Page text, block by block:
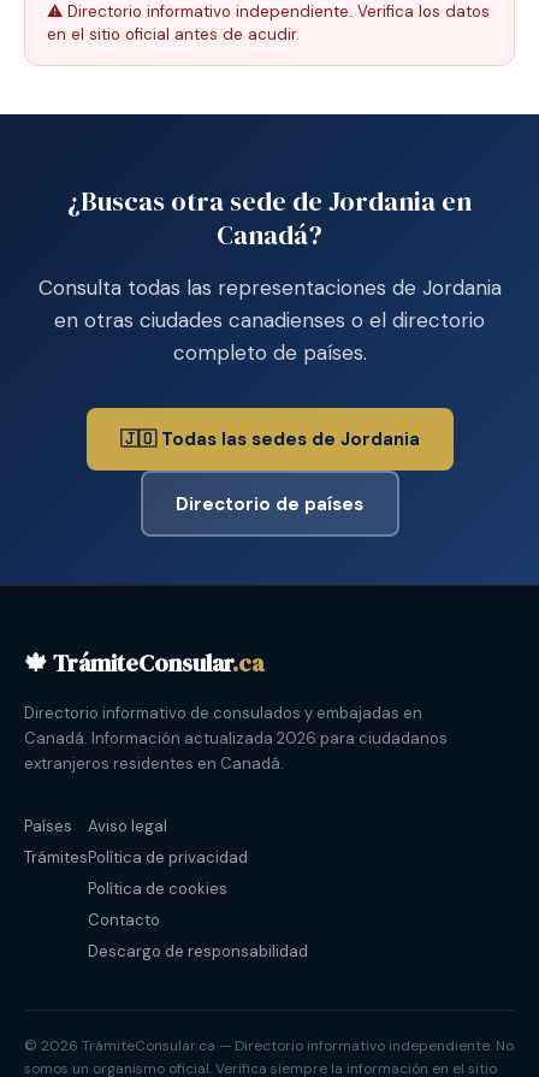
⚠️ Directorio informativo independiente. Verifica los datos
en el sitio oficial antes de acudir.
¿Buscas otra sede de Jordania en
Canadá?
Consulta todas las representaciones de Jordania
en otras ciudades canadienses o el directorio
completo de países.
🇯🇴 Todas las sedes de Jordania
Directorio de países
🍁 TrámiteConsular.ca
Directorio informativo de consulados y embajadas en
Canadá. Información actualizada 2026 para ciudadanos
extranjeros residentes en Canadá.
Países
Trámites
Aviso legal
Política de privacidad
Política de cookies
Contacto
Descargo de responsabilidad
© 2026 TrámiteConsular.ca — Directorio informativo independiente. No
somos un organismo oficial. Verifica siempre la información en el sitio